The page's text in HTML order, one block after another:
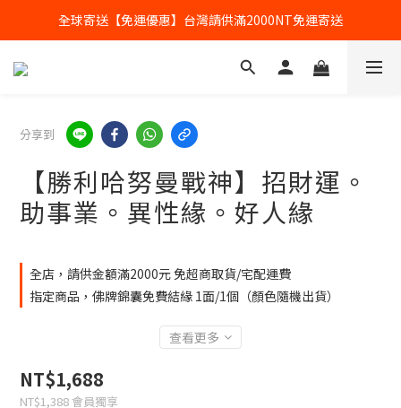
全球寄送【免運優惠】台灣請供滿2000NT免運寄送
全球寄送【免運優惠】台灣請供滿2000NT免運寄送
【加入會員】立即享有會員優惠價
分享到
【勝利哈努曼戰神】招財運。
助事業。異性緣。好人緣
全店，請供金額滿2000元 免超商取貨/宅配運費
指定商品，佛牌錦囊免費結緣 1面/1個（顏色隨機出貨）
查看更多
NT$1,688
NT$1,388 會員獨享